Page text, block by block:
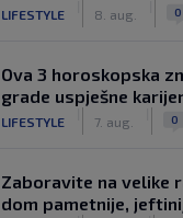
LIFESTYLE 8. aug. 0
Ova 3 horoskopska
grade uspješne
LIFESTYLE 7. aug. 0
Zaboravite na velike
dom pametnije,